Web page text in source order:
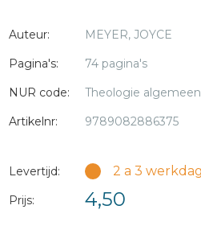
Auteur:
MEYER, JOYCE
Pagina's:
74 pagina's
NUR code:
Theologie
Artikelnr:
9789082886375
Levertijd: 2 a 3
Prijs: 4,50